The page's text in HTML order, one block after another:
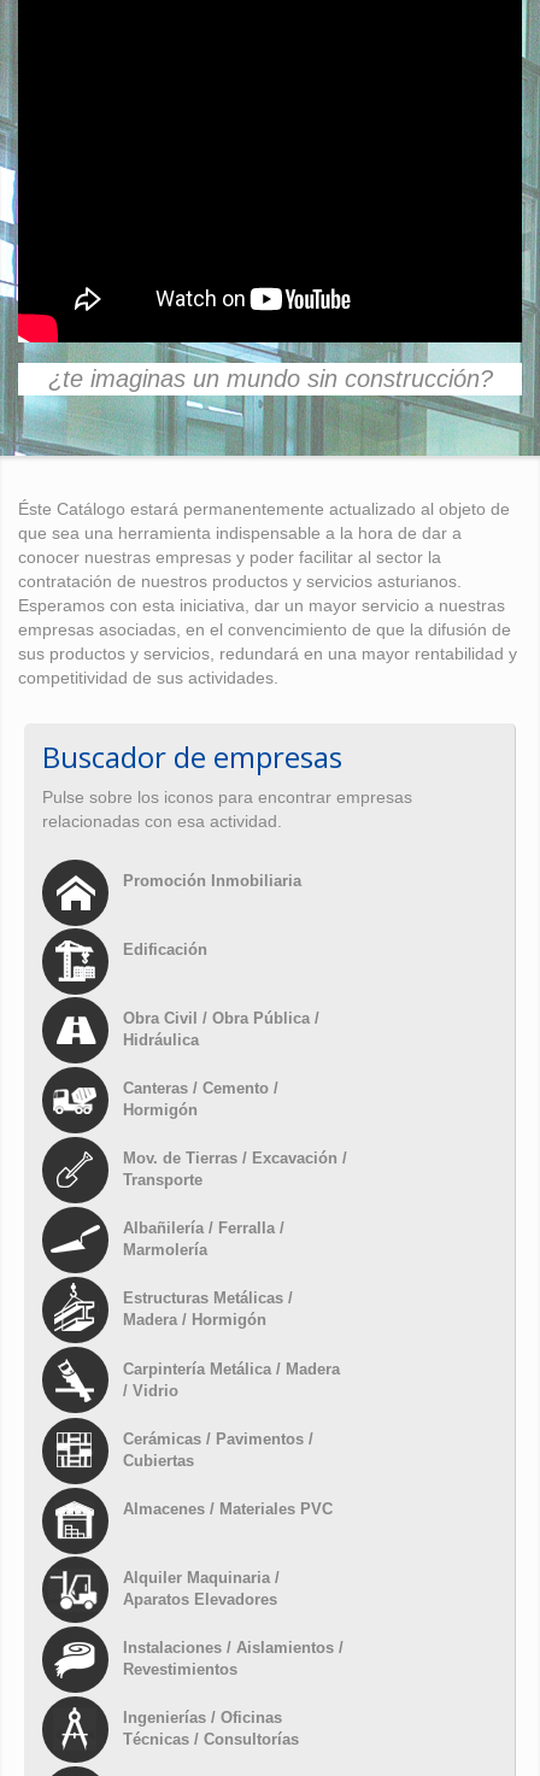
¿te imaginas un mundo sin construcción?
Éste Catálogo estará permanentemente actualizado al objeto de
que sea una herramienta indispensable a la hora de dar a
conocer nuestras empresas y poder facilitar al sector la
contratación de nuestros productos y servicios asturianos.
Esperamos con esta iniciativa, dar un mayor servicio a nuestras
empresas asociadas, en el convencimiento de que la difusión de
sus productos y servicios, redundará en una mayor rentabilidad y
competitividad de sus actividades.
Buscador de empresas
Pulse sobre los iconos para encontrar empresas
relacionadas con esa actividad.
Promoción Inmobiliaria
Edificación
Obra Civil / Obra Pública /
Hidráulica
Canteras / Cemento /
Hormigón
Mov. de Tierras / Excavación /
Transporte
Albañilería / Ferralla /
Marmolería
Estructuras Metálicas /
Madera / Hormigón
Carpintería Metálica / Madera
/ Vidrio
Cerámicas / Pavimentos /
Cubiertas
Almacenes / Materiales PVC
Alquiler Maquinaria /
Aparatos Elevadores
Instalaciones / Aislamientos /
Revestimientos
Ingenierías / Oficinas
Técnicas / Consultorías